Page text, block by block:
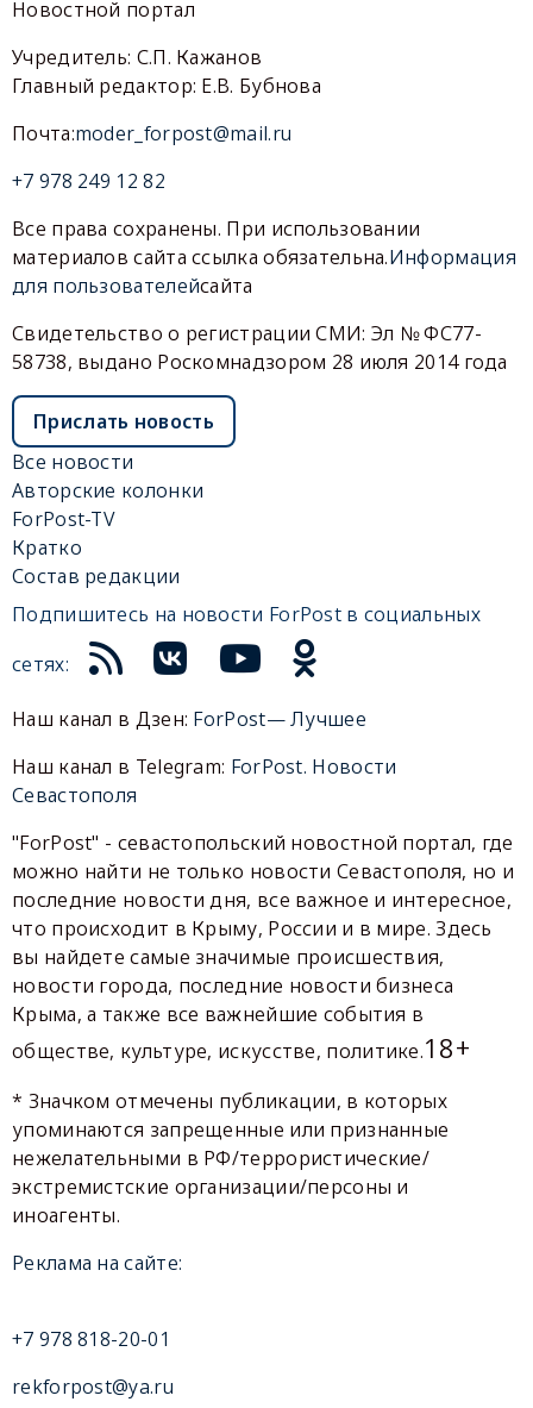
Новостной портал
Учредитель: С.П. Кажанов
Главный редактор: Е.В. Бубнова
Почта:moder_forpost@mail.ru
+7 978 249 12 82
Все права сохранены. При использовании
материалов сайта ссылка обязательна.Информация
для пользователейсайта
Свидетельство о регистрации СМИ: Эл № ФС77-
58738, выдано Роскомнадзором 28 июля 2014 года
Прислать новость
Все новости
Авторские колонки
ForPost-TV
Кратко
Состав редакции
Подпишитесь на новости ForPost в социальных
сетях:
Наш канал в Дзен: ForPost— Лучшее
Наш канал в Telegram: ForPost. Новости
Севастополя
"ForPost" - севастопольский новостной портал, где
можно найти не только новости Севастополя, но и
последние новости дня, все важное и интересное,
что происходит в Крыму, России и в мире. Здесь
вы найдете самые значимые происшествия,
новости города, последние новости бизнеса
Крыма, а также все важнейшие события в
обществе, культуре, искусстве, политике.18+
* Значком отмечены публикации, в которых
упоминаются запрещенные или признанные
нежелательными в РФ/террористические/
экстремистские организации/персоны и
иноагенты.
Реклама на сайте:
+7 978 818-20-01
rekforpost@ya.ru